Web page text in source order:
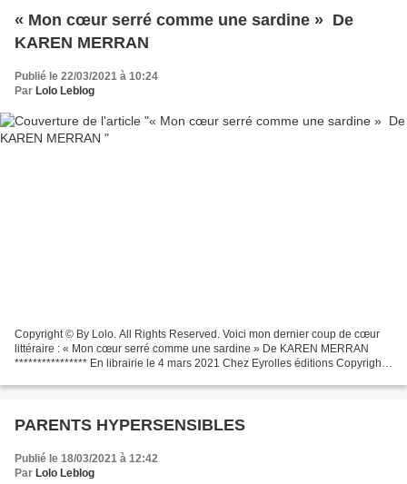
« Mon cœur serré comme une sardine » De
KAREN MERRAN
Publié le 22/03/2021 à 10:24
Par Lolo Leblog
Copyright © By Lolo. All Rights Reserved. Voici mon dernier coup de cœur
littéraire : « Mon cœur serré comme une sardine » De KAREN MERRAN
**************** En librairie le 4 mars 2021 Chez Eyrolles éditions Copyright
PARENTS HYPERSENSIBLES
Publié le 18/03/2021 à 12:42
Par Lolo Leblog